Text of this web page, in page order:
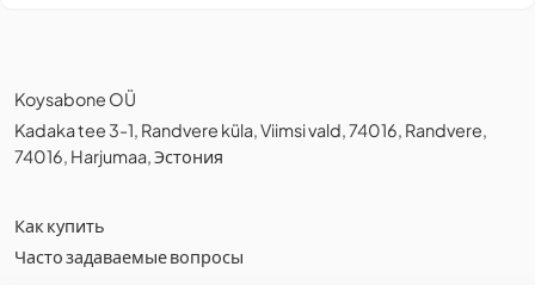
Koysabone OÜ
Kadaka tee 3-1, Randvere küla, Viimsi vald, 74016, Randvere,
74016, Harjumaa, Эстония
Как купить
Часто задаваемые вопросы